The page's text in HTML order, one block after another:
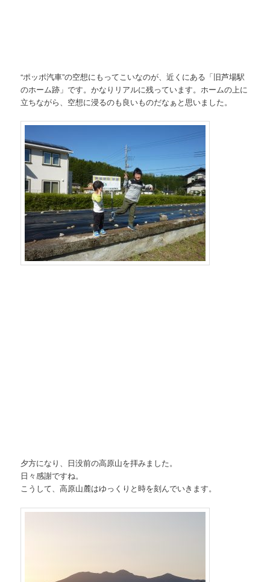
“ポッポ汽車”の空想にもってこいなのが、近くにある「旧芦場駅
のホーム跡」です。かなりリアルに残っています。ホームの上に
立ちながら、空想に浸るのも良いものだなぁと思いました。
夕方になり、日没前の高原山を拝みました。
日々感謝ですね。
こうして、高原山麓はゆっくりと時を刻んでいきます。